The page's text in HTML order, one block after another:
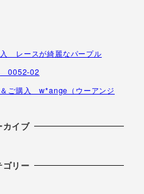
レースが綺麗なパープル
0052-02
ご購入 w*ange（ウーアンジ
カイブ
ゴリー